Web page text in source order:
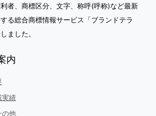
者、商標区分、文字、称呼(呼称)など最新
る総合商標情報サービス「ブランドテラ
ました。
内
実績
の他